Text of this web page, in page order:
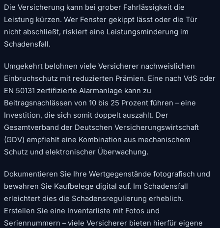
Die Versicherung kann bei grober Fahrlässigkeit die
Leistung kürzen. Wer Fenster gekippt lässt oder die Tür
nicht abschließt, riskiert eine Leistungsminderung im
Schadensfall.
Umgekehrt belohnen viele Versicherer nachweislichen
Einbruchschutz mit reduzierten Prämien. Eine nach VdS oder
EN 50131 zertifizierte Alarmanlage kann zu
Beitragsnachlässen von 10 bis 25 Prozent führen – eine
Investition, die sich somit doppelt auszahlt. Der
Gesamtverband der Deutschen Versicherungswirtschaft
(GDV) empfiehlt eine Kombination aus mechanischem
Schutz und elektronischer Überwachung.
Dokumentieren Sie Ihre Wertgegenstände fotografisch und
bewahren Sie Kaufbelege digital auf. Im Schadensfall
erleichtert dies die Schadensregulierung erheblich.
Erstellen Sie eine Inventarliste mit Fotos und
Seriennummern – viele Versicherer bieten hierfür eigene